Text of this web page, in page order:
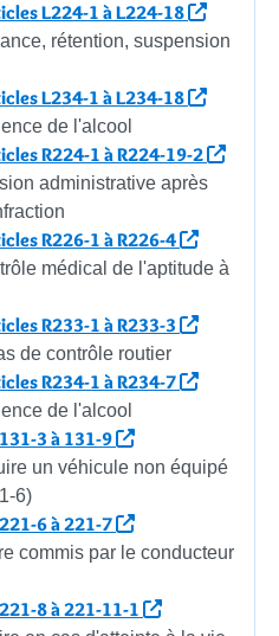
L224-1 à L224-18
rétention, suspension
L234-1 à L234-18
de l'alcool
R224-1 à R224-19-2
administrative après
R226-1 à R226-4
médical de l'aptitude à
R233-1 à R233-3
de contrôle routier
R234-1 à R234-7
de l'alcool
3 à 131-9
un véhicule non équipé
6)
6 à 221-7
commis par le conducteur
8 à 221-11-1